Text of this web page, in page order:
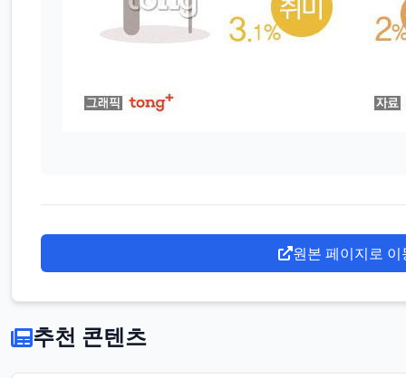
원본 페이지로 이
추천 콘텐츠